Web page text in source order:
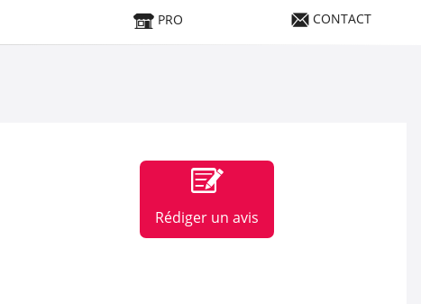
PRO CONTACT
Rédiger un avis